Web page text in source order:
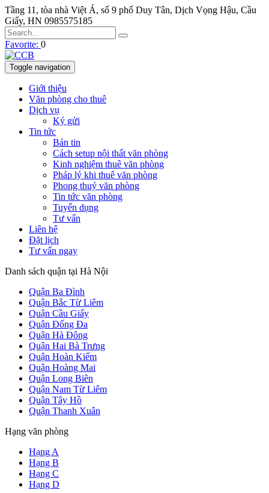
Tầng 11, tòa nhà Việt Á, số 9 phố Duy Tân, Dịch Vọng Hậu, Cầu
Giấy, HN 0985575185
Favorite: 0
Toggle navigation
Giới thiệu
Văn phòng cho thuê
Dịch vụ
Ký gửi
Tin tức
Bản tin
Cách setup nội thất văn phòng
Kinh nghiệm thuê văn phòng
Pháp lý khi thuê văn phòng
Phong thuỷ văn phòng
Tin tức văn phòng
Tuyển dụng
Tư vấn
Liên hệ
Đặt lịch
Tư vấn ngay
Danh sách quận tại Hà Nội
Quận Ba Đình
Quận Bắc Từ Liêm
Quận Cầu Giấy
Quận Đống Đa
Quận Hà Đông
Quận Hai Bà Trưng
Quận Hoàn Kiếm
Quận Hoàng Mai
Quận Long Biên
Quận Nam Từ Liêm
Quận Tây Hồ
Quận Thanh Xuân
Hạng văn phòng
Hạng A
Hạng B
Hạng C
Hạng D